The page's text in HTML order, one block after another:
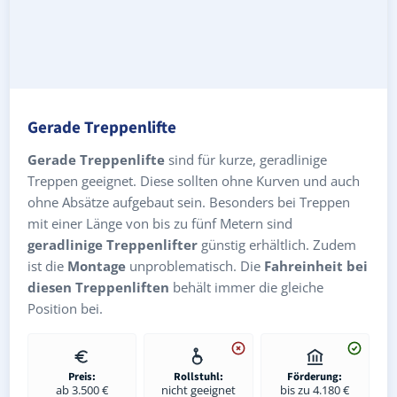
Gerade Treppenlifte
Gerade Treppenlifte sind für kurze, geradlinige
Treppen geeignet. Diese sollten ohne Kurven und auch
ohne Absätze aufgebaut sein. Besonders bei Treppen
mit einer Länge von bis zu fünf Metern sind
geradlinige Treppenlifter günstig erhältlich. Zudem
ist die Montage unproblematisch. Die Fahreinheit bei
diesen Treppenliften behält immer die gleiche
Position bei.
Preis:
ab 3.500 €
Rollstuhl:
nicht geeignet
Förderung:
bis zu 4.180 €